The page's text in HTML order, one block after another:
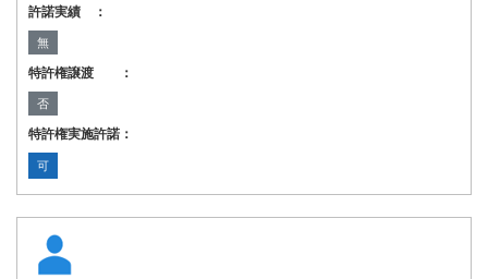
許諾実績 ：
無
特許権譲渡 ：
否
特許権実施許諾：
可